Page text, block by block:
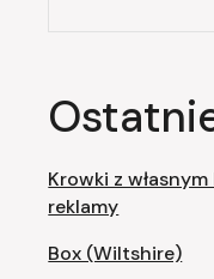
Krowki z
reklamy
Box (Wiltshire)